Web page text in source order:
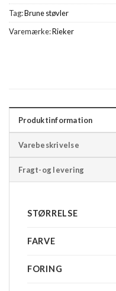
Tag:Brune støvler
Varemærke:Rieker
Produktinformation
Varebeskrivelse
Fragt-og levering
STØRRELSE
FARVE
FORING